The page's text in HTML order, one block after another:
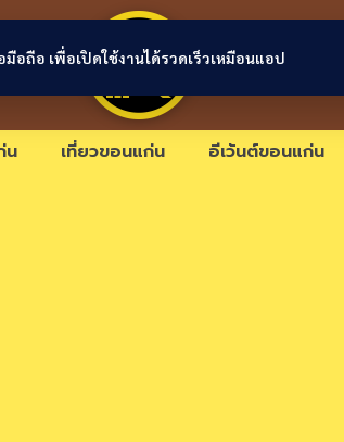
ขอนแก่นลิงก์
น เที่ยวขอนแก่น อีเว้นต์ขอนแก่น
มือถือ เพื่อเปิดใช้งานได้รวดเร็วเหมือนแอป